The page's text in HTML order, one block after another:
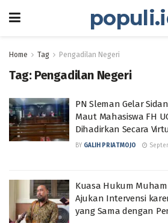
Home Tag Pengadilan Negeri
Tag: Pengadilan Negeri
PN Sleman Gelar
Maut Mahasiswa FH
Dihadirkan Secara
BY GALIH PRIATMOJO
Kuasa Hukum
Ajukan Intervensi
yang Sama dengan